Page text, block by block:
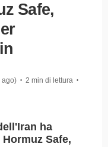
Safe,
ago) • 2 min di lettura •
ha
Safe,